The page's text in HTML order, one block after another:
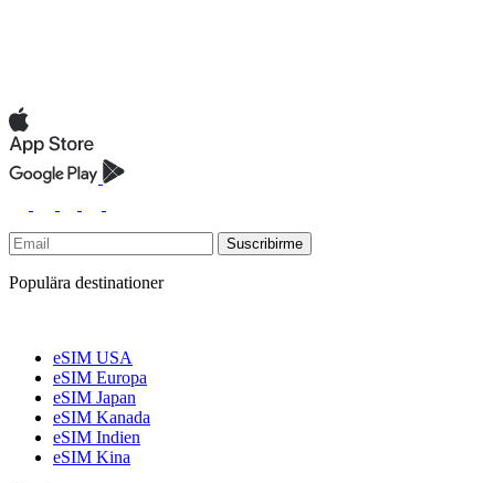
Suscribirme
Populära destinationer
eSIM USA
eSIM Europa
eSIM Japan
eSIM Kanada
eSIM Indien
eSIM Kina